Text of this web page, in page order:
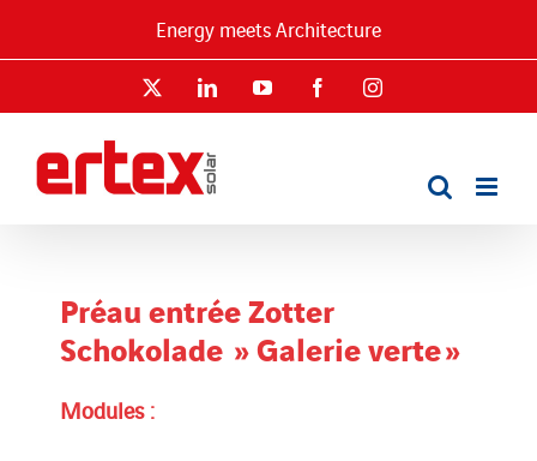
Energy meets Architecture
LinkedInYouTube FacebookInstagram
Préau entrée Zotter
Schokolade » Galerie verte »
Modules :